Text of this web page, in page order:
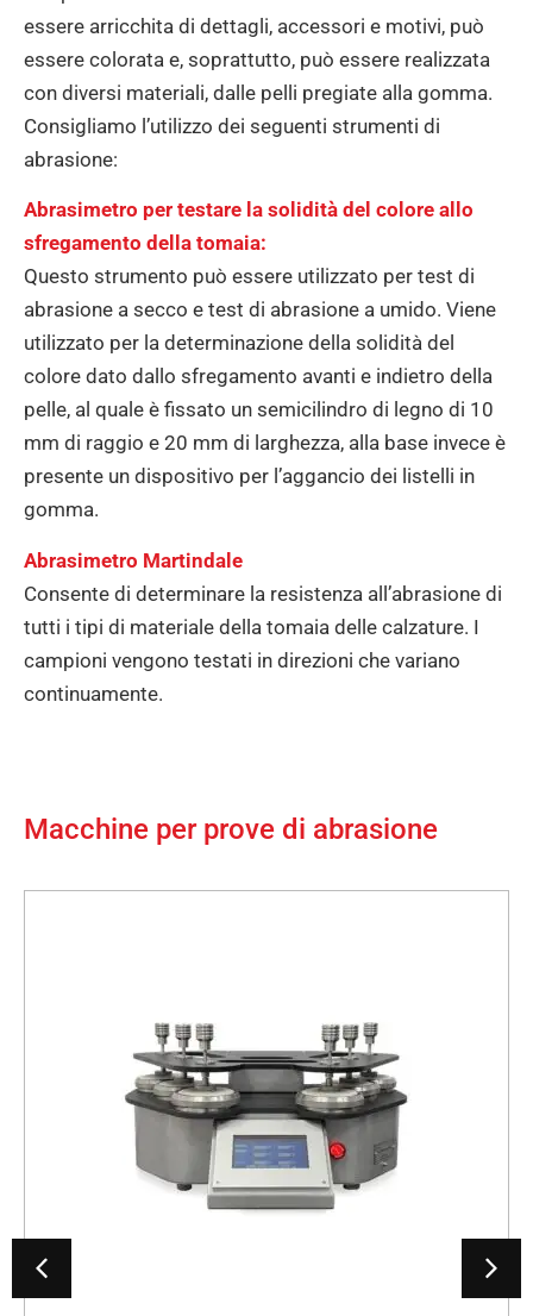
essere arricchita di dettagli, accessori e motivi, può
essere colorata e, soprattutto, può essere realizzata
con diversi materiali, dalle pelli pregiate alla gomma.
Consigliamo l’utilizzo dei seguenti strumenti di
abrasione:
Abrasimetro per testare la solidità del colore allo
sfregamento della tomaia:
Questo strumento può essere utilizzato per test di
abrasione a secco e test di abrasione a umido. Viene
utilizzato per la determinazione della solidità del
colore dato dallo sfregamento avanti e indietro della
pelle, al quale è fissato un semicilindro di legno di 10
mm di raggio e 20 mm di larghezza, alla base invece è
presente un dispositivo per l’aggancio dei listelli in
gomma.
Abrasimetro Martindale
Consente di determinare la resistenza all’abrasione di
tutti i tipi di materiale della tomaia delle calzature. I
campioni vengono testati in direzioni che variano
continuamente.
Macchine per prove di abrasione